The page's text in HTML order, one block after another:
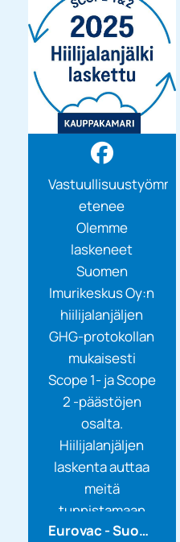
Vastuullisuustyömme
etenee
Olemme
laskeneet
Suomen
Imurikeskus Oy:n
hiilijalanjäljen
GHG-protokollan
mukaisesti
Scope 1- ja Scope
2 -päästöjen
osalta.
Hiilijalanjäljen
laskenta auttaa
meitä
tunnistamaan
toimintammeEurovac - Suomen Imurikeskus Oy